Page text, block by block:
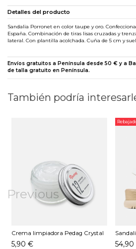
Detalles del producto
Sandalia Porronet en color taupe y oro.
España. Combinación de tiras lisas cruzadas y
lateral. Con plantilla acolchada. Cuña de 5 cm y
Envíos gratuitos a Península desde 50 € y a
de talla gratuito en Península.
También podría
Previous
Crema limpiadora Pedag Crystal
Gel
5,90 €
Blanco